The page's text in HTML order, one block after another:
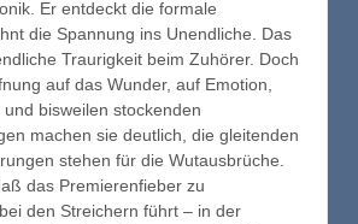
Er entdeckt die formale
die Spannung ins Unendliche. Das
Traurigkeit beim Zuhörer. Doch
auf das Wunder, auf Emotion,
bisweilen stockenden
machen sie deutlich, die gleitenden
stehen für die Wutausbrüche.
das Premierenfieber zu
den Streichern führt – in der